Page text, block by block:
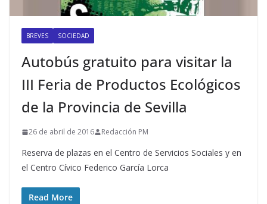
BREVES SOCIEDAD
Autobús gratuito para visitar la
III Feria de Productos Ecológicos
de la Provincia de Sevilla
26 de abril de 2016 Redacción PM
Reserva de plazas en el Centro de Servicios Sociales y en
el Centro Cívico Federico García Lorca
Read More